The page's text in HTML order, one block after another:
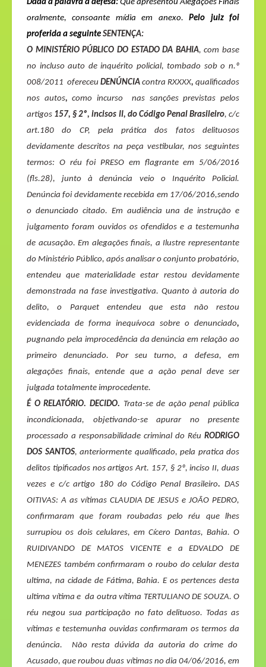
Dada a palavra a defesa: Que apresentou Alegações Finais
oralmente, consoante mídia em anexo.
Pelo juiz foi
proferida a seguinte SENTENÇA:
O MINISTÉRIO PÚBLICO DO ESTADO DA BAHIA, com base
no incluso auto de inquérito policial, tombado sob o n.º
008/2011 ofereceu DENÚNCIA contra RXXXX, qualificados
nos autos, como incurso
nas sanções previstas pelos
artigos 157, § 2º, incisos II, do Código Penal Brasileiro, c/c
art.180 do CP, pela prática dos fatos delituosos
devidamente descritos na peça vestibular, nos seguintes
termos: O réu foi PRESO em flagrante em 5/06/2016
(fls.28), junto à denúncia veio o Inquérito Policial.
Denúncia foi devidamente recebida em 17/06/2016,sendo
o denunciado citado. Em audiência una de instrução e
julgamento foram ouvidos os ofendidos e a testemunha
de acusação. Em alegações finais, a Ilustre representante
do Ministério Público, após analisar o conjunto probatório,
entendeu que materialidade estar restou devidamente
demonstrada na fase investigativa. Quanto à autoria do
delito, o Parquet entendeu que esta não restou
evidenciada de forma inequívoca sobre o denunciado,
pugnando pela improcedência da denúncia em relação ao
primeiro denunciado. Por seu turno, a defesa, em
alegações finais, entende que a ação penal deve ser
julgada totalmente improcedente.
É O RELATÓRIO. DECIDO. Trata-se de ação penal pública
incondicionada, objetivando-se apurar no presente
processado a responsabilidade criminal do Réu RODRIGO
DOS SANTOS, anteriormente qualificado, pela pratica dos
delitos tipificados nos artigos Art. 157, § 2º, inciso II, duas
vezes e c/c artigo 180 do Código Penal Brasileiro.DAS
OITIVAS:A as vítimas CLAUDIA DE JESUS e JOÃO PEDRO,
confirmaram que foram roubadas pelo réu que lhes
surrupiou os dois celulares, em Cícero Dantas, Bahia. O
RUIDIVANDO DE MATOS VICENTE e a EDVALDO DE
MENEZES também confirmaram o roubo do celular desta
ultima, na cidade de Fátima, Bahia. E os pertences desta
ultima vítima e da outra vítima TERTULIANO DE SOUZA. O
réu negou sua participação no fato delituoso. Todas as
vítimas e testemunha ouvidas confirmaram os termos da
denúncia.
Não resta dúvida da autoria do crime do
Acusado, que roubou duas vítimas no dia 04/06/2016, em